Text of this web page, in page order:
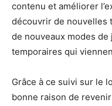
contenu et améliorer
découvrir de nouvelles
de nouveaux modes
temporaires qui
Grâce à ce suivi sur le
bonne raison de